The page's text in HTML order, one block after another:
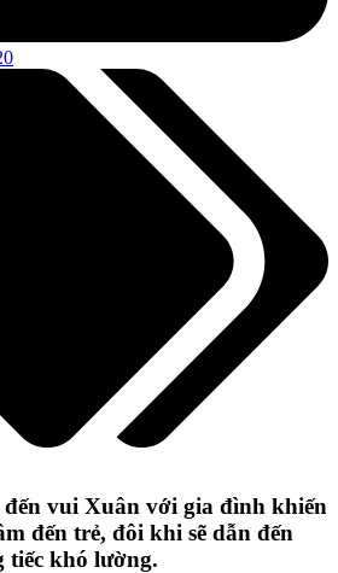
vui Xuân với gia đình khiến
đến trẻ, đôi khi sẽ dẫn đến
tiếc khó lường.